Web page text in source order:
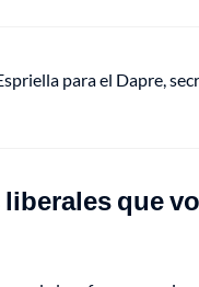
para el Dapre,
que